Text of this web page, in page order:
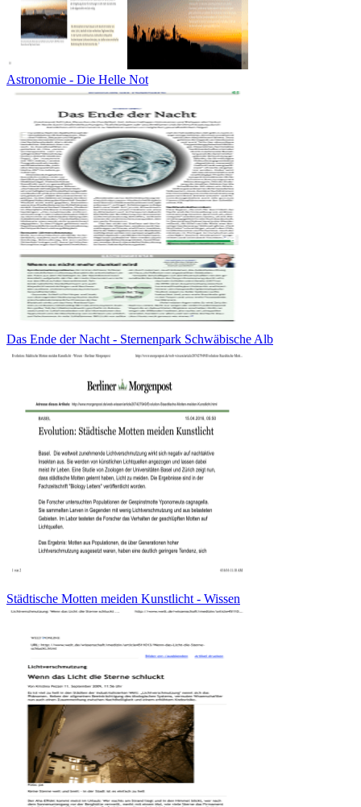
Astronomie - Die Helle Not
Das Ende der Nacht - Sternenpark Schwäbische Alb
Städtische Motten meiden Kunstlicht - Wissen